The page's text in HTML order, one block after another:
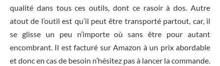
qualité dans tous ces outils, dont ce rasoir à dos. Autre
atout de l’outil est qu’il peut être transporté partout, car, il
se glisse un peu n’importe où sans être pour autant
encombrant. Il est facturé sur Amazon à un prix abordable
et donc en cas de besoin n’hésitez pas à lancer la commande.